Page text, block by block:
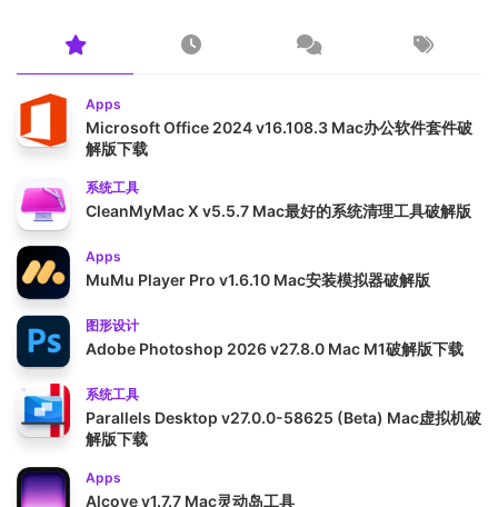
Apps
Microsoft Office 2024 v16.108.3 Mac办公软件套件破
解版下载
系统工具
CleanMyMac X v5.5.7 Mac最好的系统清理工具破解版
Apps
MuMu Player Pro v1.6.10 Mac安装模拟器破解版
图形设计
Adobe Photoshop 2026 v27.8.0 Mac M1破解版下载
系统工具
Parallels Desktop v27.0.0-58625 (Beta) Mac虚拟机破
解版下载
Apps
Alcove v1.7.7 Mac灵动岛工具